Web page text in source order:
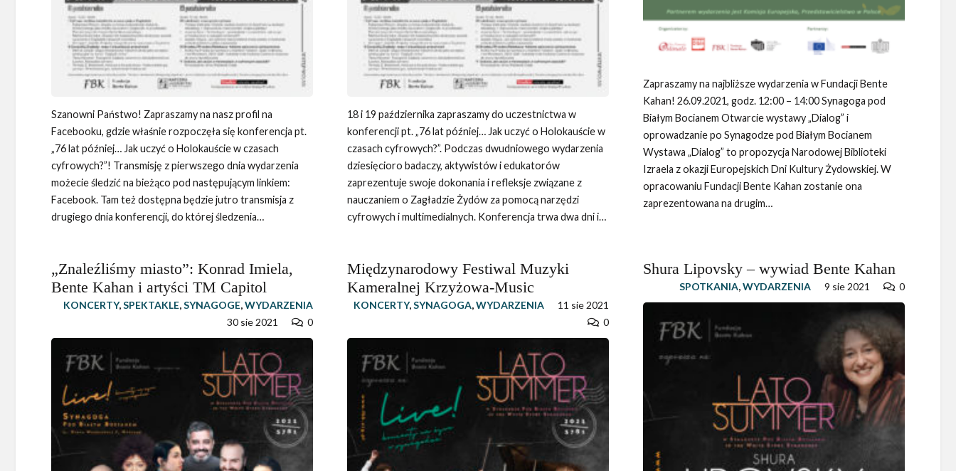
Szanowni Państwo! Zapraszamy na nasz profil na
Facebooku, gdzie właśnie rozpoczęła się konferencja pt.
„76 lat później… Jak uczyć o Holokauście w czasach
cyfrowych?”! Transmisję z pierwszego dnia wydarzenia
możecie śledzić na bieżąco pod następującym linkiem:
Facebook. Tam też dostępna będzie jutro transmisja z
drugiego dnia konferencji, do której śledzenia…
18 i 19 października zapraszamy do uczestnictwa w
konferencji pt. „76 lat później… Jak uczyć o Holokauście w
czasach cyfrowych?”. Podczas dwudniowego wydarzenia
dziesięcioro badaczy, aktywistów i edukatorów
zaprezentuje swoje dokonania i refleksje związane z
nauczaniem o Zagładzie Żydów za pomocą narzędzi
cyfrowych i multimedialnych. Konferencja trwa dwa dni i…
Zapraszamy na najbliższe wydarzenia w Fundacji Bente
Kahan! 26.09.2021, godz. 12:00 – 14:00 Synagoga pod
Białym Bocianem Otwarcie wystawy „Dialog” i
oprowadzanie po Synagodze pod Białym Bocianem
Wystawa „Dialog” to propozycja Narodowej Biblioteki
Izraela z okazji Europejskich Dni Kultury Żydowskiej. W
opracowaniu Fundacji Bente Kahan zostanie ona
zaprezentowana na drugim…
„Znaleźliśmy miasto”: Konrad Imiela,
Bente Kahan i artyści TM Capitol
KONCERTY,SPEKTAKLE,SYNAGOGE,WYDARZENIA
30 sie 2021
0
Międzynarodowy Festiwal Muzyki
Kameralnej Krzyżowa-Music
KONCERTY,SYNAGOGA,WYDARZENIA
11 sie 2021
0
Shura Lipovsky – wywiad Bente Kahan
SPOTKANIA,WYDARZENIA 9 sie 2021 0